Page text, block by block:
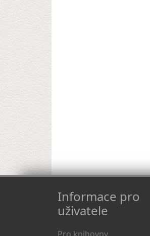
Informace pro
uživatele